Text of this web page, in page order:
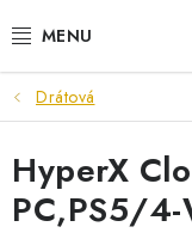
na
TELEFONY, TABLETY
POČÍTAČE,
PRO HRÁČE
Drátová
HyperX
PC,PS5/